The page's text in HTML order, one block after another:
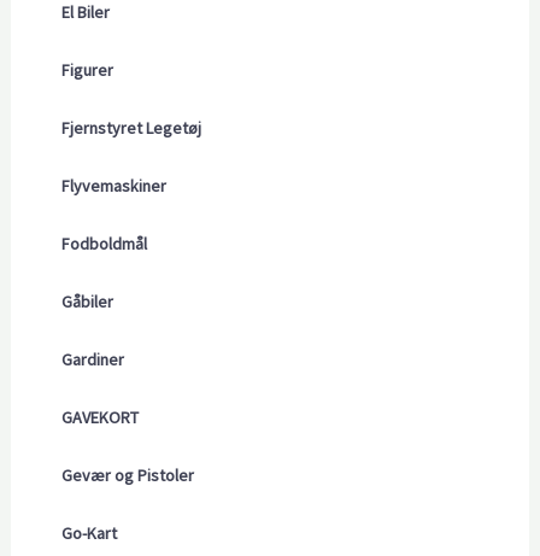
El Biler
Figurer
Fjernstyret Legetøj
Flyvemaskiner
Fodboldmål
Gåbiler
Gardiner
GAVEKORT
Gevær og Pistoler
Go-Kart